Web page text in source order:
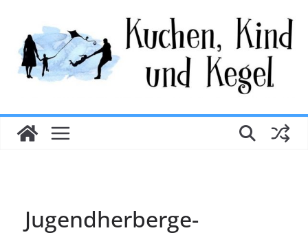
springen
Jugendherberge-